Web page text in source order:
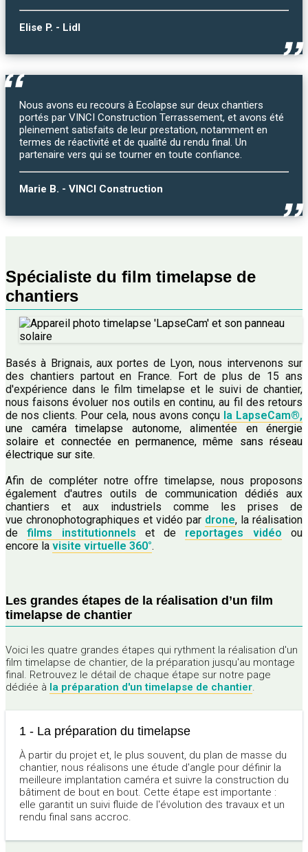
Elise P. - Lidl
Nous avons eu recours à Ecolapse sur deux chantiers
portés par VINCI Construction Terrassement, et avons été
pleinement satisfaits de leur prestation, notamment en
termes de réactivité et de qualité du rendu final. Un
partenaire vers qui se tourner en toute confiance.
Marie B. - VINCI Construction
Spécialiste du film timelapse de
chantiers
Basés à Brignais, aux portes de Lyon, nous intervenons sur
des chantiers partout en France. Fort de plus de 15 ans
d'expérience dans le film timelapse et le suivi de chantier,
nous faisons évoluer nos outils en continu, au fil des retours
de nos clients. Pour cela, nous avons conçu la LapseCam®,
une caméra timelapse autonome, alimentée en énergie
solaire et connectée en permanence, même sans réseau
électrique sur site.
Afin de compléter notre offre timelapse, nous proposons
également d'autres outils de communication dédiés aux
chantiers et aux industriels comme les prises de
vue chronophotographiques et vidéo par drone, la réalisation
defilms institutionnels et de reportages vidéo ou
encore la visite virtuelle 360°.
Les grandes étapes de la réalisation d’un film
timelapse de chantier
Voici les quatre grandes étapes qui rythment la réalisation d'un
film timelapse de chantier, de la préparation jusqu'au montage
final. Retrouvez le détail de chaque étape sur notre page
dédiée à la préparation d'un timelapse de chantier.
1 - La préparation du timelapse
À partir du projet et, le plus souvent, du plan de masse du
chantier, nous réalisons une étude d'angle pour définir la
meilleure implantation caméra et suivre la construction du
bâtiment de bout en bout. Cette étape est importante :
elle garantit un suivi fluide de l'évolution des travaux et un
rendu final sans accroc.